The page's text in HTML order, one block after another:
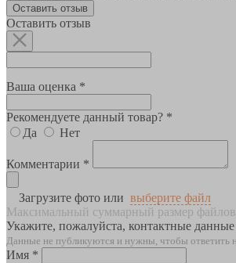
Оставить отзыв
Оставить отзыв
Ваша оценка *
Рекомендуете данный товар? *
Да
Нет
Комментарии *
Загрузите фото или выберите файл
Максимальный суммарный размер
Укажите, пожалуйста, контактные данные
Данные не публикуются и нужны, чтобы ответить
Имя *